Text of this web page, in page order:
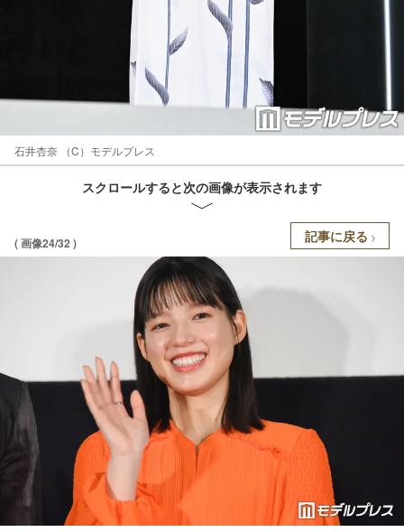
石井杏奈 （C）モデルプレス
スクロールすると次の画像が表示されます
( 画像24/32 ) 記事に戻る